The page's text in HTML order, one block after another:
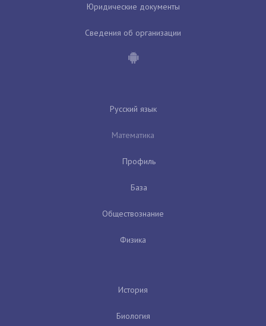
Юридические документы
Сведения об организации
Русский язык
Математика
Профиль
База
Обществознание
Физика
История
Биология